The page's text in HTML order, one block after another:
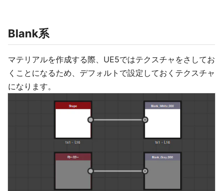
Blank系
マテリアルを作成する際、UE5ではテクスチャをさしてお
くことになるため、デフォルトで設定しておくテクスチャ
になります。